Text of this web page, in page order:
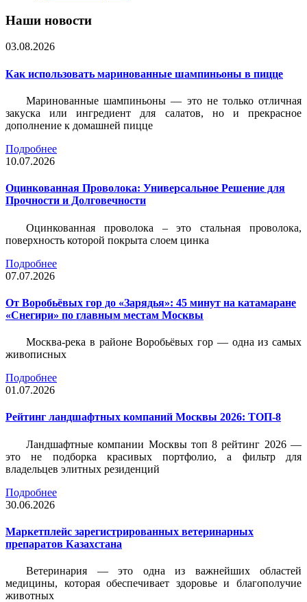
Наши новости
03.08.2026
Как использовать маринованные шампиньоны в пицце
Маринованные шампиньоны — это не только отличная
закуска или ингредиент для салатов, но и прекрасное
дополнение к домашней пицце
Подробнее
10.07.2026
Оцинкованная Проволока: Универсальное Решение для
Прочности и Долговечности
Оцинкованная проволока – это стальная проволока,
поверхность которой покрыта слоем цинка
Подробнее
07.07.2026
От Воробьёвых гор до «Зарядья»: 45 минут на катамаране
«Снегири» по главным местам Москвы
Москва-река в районе Воробьёвых гор — одна из самых
живописных
Подробнее
01.07.2026
Рейтинг ландшафтных компаний Москвы 2026: ТОП-8
Ландшафтные компании Москвы топ 8 рейтинг 2026 —
это не подборка красивых портфолио, а фильтр для
владельцев элитных резиденций
Подробнее
30.06.2026
Маркетплейс зарегистрированных ветеринарных
препаратов Казахстана
Ветеринария — это одна из важнейших областей
медицины, которая обеспечивает здоровье и благополучие
животных